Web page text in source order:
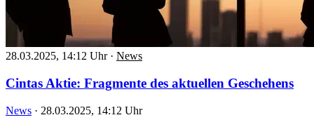
28.03.2025, 14:12 Uhr · News
Cintas Aktie: Fragmente des aktuellen Geschehens
News · 28.03.2025, 14:12 Uhr